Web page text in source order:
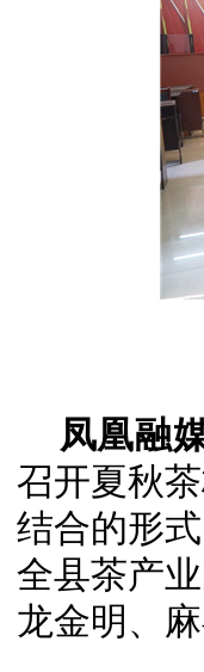
凤凰融
召开夏秋
结合的形
全县茶产
龙金明、麻